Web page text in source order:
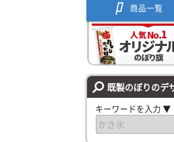
商品一覧
既製のぼりのデ
キーワードを入力 ▼